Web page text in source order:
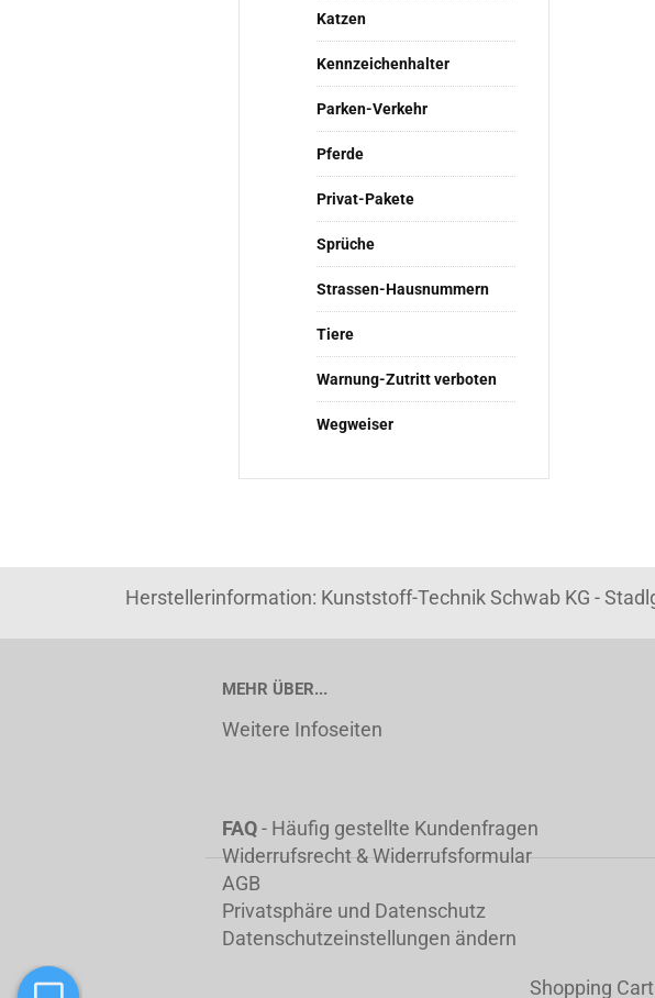
Katzen
Kennzeichenhalter
Parken-Verkehr
Pferde
Privat-Pakete
Sprüche
Strassen-Hausnummern
Tiere
Warnung-Zutritt verboten
Wegweiser
Herstellerinformation: Kunststoff-Technik Schwab KG -
MEHR ÜBER...
Weitere Infoseiten
FAQ- Häufig gestellte Kundenfragen
Widerrufsrecht & Widerrufsformular
AGB
Privatsphäre und Datenschutz
Datenschutzeinstellungen ändern
Shopping